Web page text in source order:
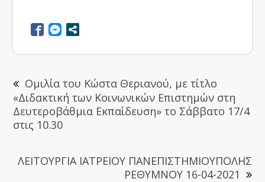
Ομιλία του Κώστα Θεριανού, με τίτλο
«Διδακτική των Κοινωνικών Επιστημών στη
Δευτεροβάθμια Εκπαίδευση» το Σάββατο 17/4
στις 10.30
ΛΕΙΤΟΥΡΓΙΑ ΙΑΤΡΕΙΟΥ ΠΑΝΕΠΙΣΤΗΜΙΟΥΠΟΛΗΣ
ΡΕΘΥΜΝΟΥ 16-04-2021